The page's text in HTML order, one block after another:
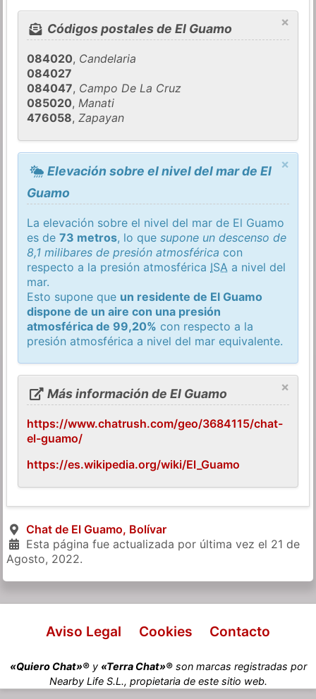
×
Códigos postales de El Guamo
084020, Candelaria
084027
084047, Campo De La Cruz
085020,Manati
476058,Zapayan
×
Elevación sobre el nivel del mar de El
Guamo
La elevación sobre el nivel del mar de El Guamo
es de73 metros, lo quesupone un descenso de
8,1 milibares de presión atmosférica con
respecto a la presión atmosférica ISA a nivel del
mar.
Esto supone que un residente de El Guamo
dispone de un aire con una presión
atmosférica de 99,20% con respecto a la
presión atmosférica a nivel del mar equivalente.
×
Más información de El Guamo
https://www.chatrush.com/geo/3684115/chat-
el-guamo/
https://es.wikipedia.org/wiki/El_Guamo
Chat de El Guamo, Bolívar
Esta página fue actualizada por última vez el 21 de
Agosto, 2022.
Aviso Legal Cookies Contacto
«Quiero Chat»®y «Terra Chat»®son marcas registradas por
Nearby Life S.L., propietaria de este sitio web.